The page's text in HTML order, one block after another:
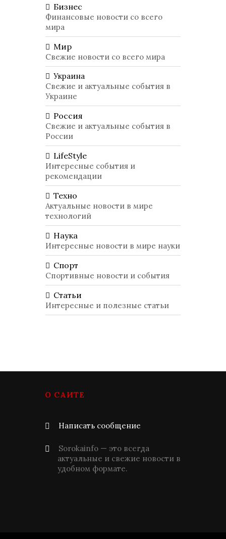
Бизнес
Финансовые новости со всего
мира
Мир
Свежие новости со всего мира
Украина
Свежие и актуальные события в
Украине
Россия
Свежие и актуальные события в
России
LifeStyle
Интересные события и
рекомендации
Техно
Актуальные новости в мире
технологий
Наука
Интересные новости в мире науки
Спорт
Спортивные новости и события
Статьи
Интересные и полезные статьи
О САЙТЕ
Написать сообщение
Sorokainfo — это всегда
актуальные и свежие новости в
удобном формате.